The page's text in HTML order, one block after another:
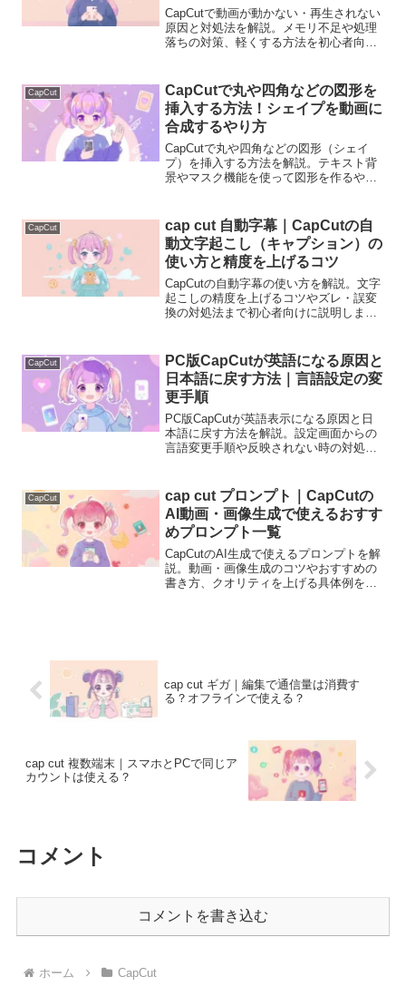
CapCutで動画が動かない・再生されない
原因と対処法を解説。メモリ不足や処理
落ちの対策、軽くする方法を初心者向け
CapCut
CapCutで丸や四角などの図形を
挿入する方法！シェイプを動画に
合成するやり方
CapCutで丸や四角などの図形（シェイ
プ）を挿入する方法を解説。テキスト背
景やマスク機能を使って図形を作るやり
す。
CapCut
cap cut 自動字幕｜CapCutの自
動文字起こし（キャプション）の
使い方と精度を上げるコツ
CapCutの自動字幕の使い方を解説。文字
起こしの精度を上げるコツやズレ・誤変
換の対処法まで初心者向けに説明しま
CapCut
PC版CapCutが英語になる原因と
日本語に戻す方法｜言語設定の変
更手順
PC版CapCutが英語表示になる原因と日
本語に戻す方法を解説。設定画面からの
言語変更手順や反映されない時の対処法
CapCut
cap cut プロンプト｜CapCutの
AI動画・画像生成で使えるおすす
めプロンプト一覧
CapCutのAI生成で使えるプロンプトを解
説。動画・画像生成のコツやおすすめの
書き方、クオリティを上げる具体例を初
cap cut ギガ｜編集で通信量は消費す
る？オフラインで使える？
cap cut 複数端末｜スマホとPCで同じア
カウントは使える？
コメント
コメントを書き込む
ホーム CapCut